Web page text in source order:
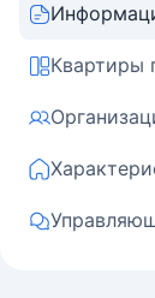
Квартиры